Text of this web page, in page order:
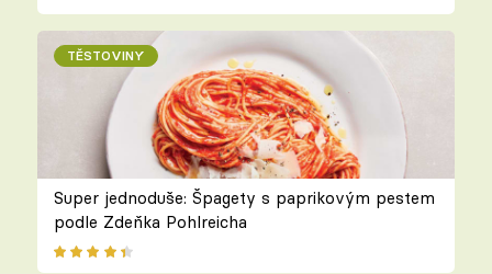
TĚSTOVINY
Super jednoduše: Špagety s paprikovým pestem
podle Zdeňka Pohlreicha